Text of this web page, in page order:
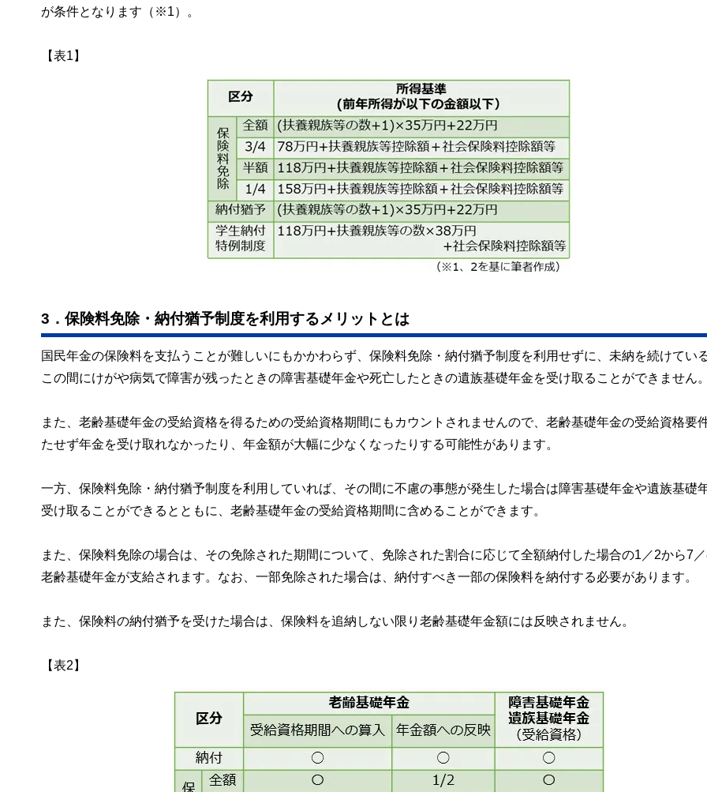
が条件となります（※1）。
【表1】
3．保険料免除・納付猶予制度を利用するメリットとは
国民年金の保険料を支払うことが難しいにもかかわらず、保険料免除・納付猶予制度を利用せずに、未納を続けている
この間にけがや病気で障害が残ったときの障害基礎年金や死亡したときの遺族基礎年金を受け取ることができません。
また、老齢基礎年金の受給資格を得るための受給資格期間にもカウントされませんので、老齢基礎年金の受給資格要
たせず年金を受け取れなかったり、年金額が大幅に少なくなったりする可能性があります。
一方、保険料免除・納付猶予制度を利用していれば、その間に不慮の事態が発生した場合は障害基礎年金や遺族基礎
受け取ることができるとともに、老齢基礎年金の受給資格期間に含めることができます。
また、保険料免除の場合は、その免除された期間について、免除された割合に応じて全額納付した場合の1／2から7／
老齢基礎年金が支給されます。なお、一部免除された場合は、納付すべき一部の保険料を納付する必要があります。
また、保険料の納付猶予を受けた場合は、保険料を追納しない限り老齢基礎年金額には反映されません。
【表2】